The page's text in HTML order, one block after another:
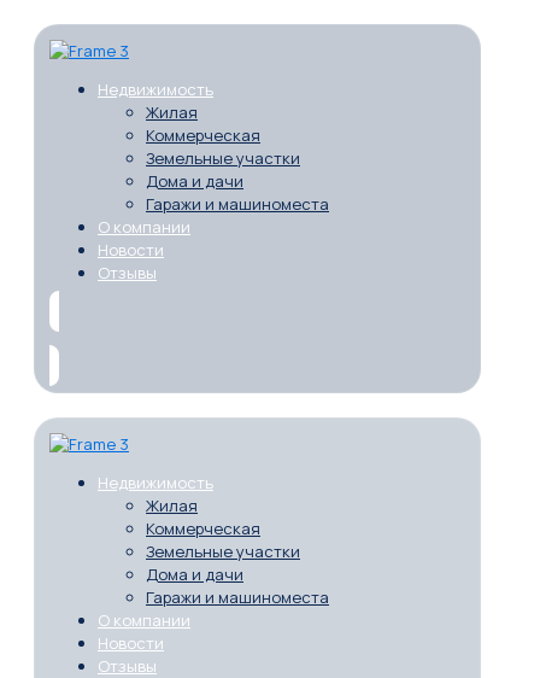
Недвижимость
Жилая
Коммерческая
Земельные участки
Дома и дачи
Гаражи и машиноместа
О компании
Новости
Отзывы
Недвижимость
Жилая
Коммерческая
Земельные участки
Дома и дачи
Гаражи и машиноместа
О компании
Новости
Отзывы